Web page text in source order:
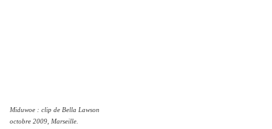
Miduwoe : clip de Bella Lawson
octobre 2009, Marseille.